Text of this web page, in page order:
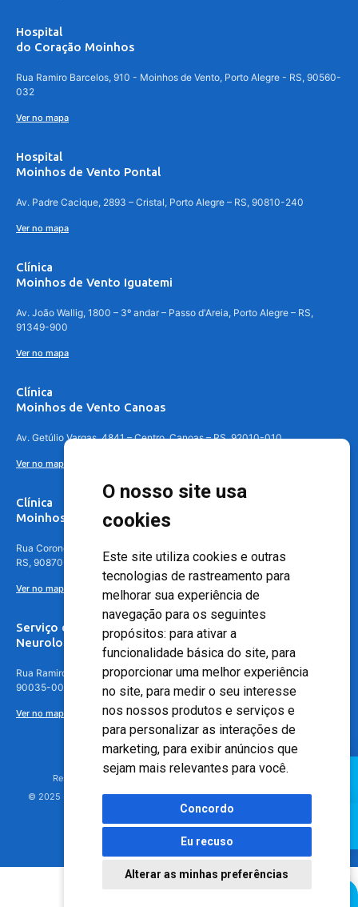
O nosso site usa
cookies
Este site utiliza cookies e outras
tecnologias de rastreamento para
melhorar sua experiência de
navegação para os seguintes
propósitos: para ativar a
funcionalidade básica do site, para
proporcionar uma melhor experiência
no site, para medir o seu interesse
nos nossos produtos e serviços e
para personalizar as interações de
marketing, para exibir anúncios que
sejam mais relevantes para você.
Concordo
Eu recuso
Alterar as minhas preferências
Hospital
do Coração Moinhos
Rua Ramiro Barcelos, 910 - Moinhos de Vento, Porto Alegre - RS, 90560-
032
Ver no mapa
Hospital
Moinhos de Vento Pontal
Av. Padre Cacique, 2893 – Cristal, Porto Alegre – RS, 90810-240
Ver no mapa
Clínica
Moinhos de Vento Iguatemi
Av. João Wallig, 1800 – 3º andar – Passo d'Areia, Porto Alegre – RS,
91349-900
Ver no mapa
Clínica
Moinhos de Vento Canoas
Av. Getúlio Vargas, 4841 – Centro, Canoas – RS, 92010-010
Ver no mapa
Clínica
Moinhos de Vento - Teresópolis
Rua Coronel Aparício Borges, 250 - 3º andar - Teresópolis, Porto Alegre -
RS, 90870-016
Ver no mapa
Serviço de
Neurologia
Rua Ramiro Barcelos, 630 – 5º andar – Floresta, Porto Alegre – RS,
90035-001
Ver no mapa
Responsável Técnico: Dr. Luiz Antonio Nasi - CREMERS 11217
© 2025 - Hospital Moinhos de Vento - Registro Empresa (CRM-RS): 425